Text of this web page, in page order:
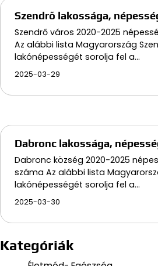
Szendrő lakossága,
Szendrő város 2020-2025
Az alábbi lista Magyarország
lakónépességét sorolja fel a…
2025-03-29
Dabronc lakossága,
Dabronc község 2020-2025
száma Az alábbi lista
lakónépességét sorolja fel a…
2025-03-30
Kategóriák